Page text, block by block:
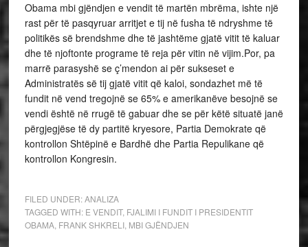
Obama mbi gjëndjen e vendit të martën mbrëma, ishte një
rast për të pasqyruar arritjet e tij në fusha të ndryshme të
politikës së brendshme dhe të jashtëme gjatë vitit të kaluar
dhe të njoftonte programe të reja për vitin në vijim.Por, pa
marrë parasyshë se ç’mendon ai për sukseset e
Administratës së tij gjatë vitit që kaloi, sondazhet më të
fundit në vend tregojnë se 65% e amerikanëve besojnë se
vendi është në rrugë të gabuar dhe se për këtë situatë janë
përgjegjëse të dy partitë kryesore, Partia Demokrate që
kontrollon Shtëpinë e Bardhë dhe Partia Repulikane që
kontrollon Kongresin.
FILED UNDER:ANALIZA
TAGGED WITH: E VENDIT, FJALIMI I FUNDIT I PRESIDENTIT
OBAMA, FRANK SHKRELI, MBI GJËNDJEN